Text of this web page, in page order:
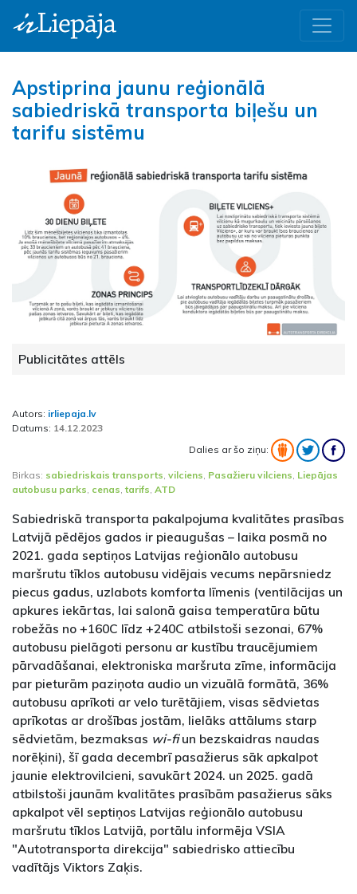
Apstiprina jaunu reģionālā
sabiedriskā transporta biļešu un
tarifu sistēmu
Publicitātes attēls
Autors: irliepaja.lv
Datums: 14.12.2023
Dalies ar šo ziņu:
Birkas: sabiedriskais transports vilciens Pasažieru vilciens Liepājas
autobusu parks cenas ,tarifs ATD
Sabiedriskā transporta pakalpojuma kvalitātes prasības
Latvijā pēdējos gados ir pieaugušas – laika posmā no
2021. gada septiņos Latvijas reģionālo autobusu
maršrutu tīklos autobusu vidējais vecums nepārsniedz
piecus gadus, uzlabots komforta līmenis (ventilācijas un
apkures iekārtas, lai salonā gaisa temperatūra būtu
robežās no +160C līdz +240C atbilstoši sezonai, 67%
autobusu pielāgoti personu ar kustību traucējumiem
pārvadāšanai, elektroniska maršruta zīme, informācija
par pieturām paziņota audio un vizuālā formātā, 36%
autobusu aprīkoti ar velo turētājiem, visas sēdvietas
aprīkotas ar drošības jostām, lielāks attālums starp
sēdvietām, bezmaksas wi-fiun bezskaidras naudas
norēķini), šī gada decembrī pasažierus sāk apkalpot
jaunie elektrovilcieni, savukārt 2024. un 2025. gadā
atbilstoši jaunām kvalitātes prasībām pasažierus sāks
apkalpot vēl septiņos Latvijas reģionālo autobusu
maršrutu tīklos Latvijā, portālu informēja VSIA
"Autotransporta direkcija" sabiedrisko attiecību
vadītājs Viktors Zaķis.